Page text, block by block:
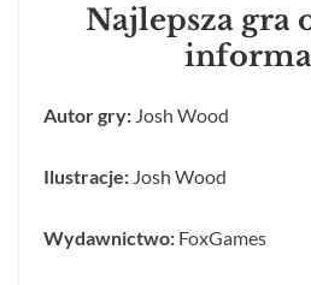
Najlepsza gra
Autor gry: Josh Wood
Ilustracje: Josh Wood
Wydawnictwo: FoxGames